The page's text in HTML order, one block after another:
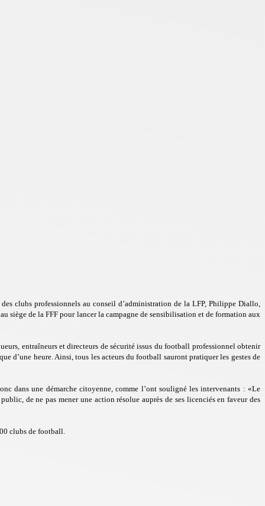
clubs professionnels au conseil d’administration de la LFP, Philippe Diallo,
siège de la FFF pour lancer la campagne de sensibilisation et de formation aux
entraîneurs et directeurs de sécurité issus du football professionnel obtenir
d’une heure. Ainsi, tous les acteurs du football sauront pratiquer les gestes de
dans une démarche citoyenne, comme l’ont souligné les intervenants : «Le
de ne pas mener une action résolue auprès de ses licenciés en faveur des
clubs de football.